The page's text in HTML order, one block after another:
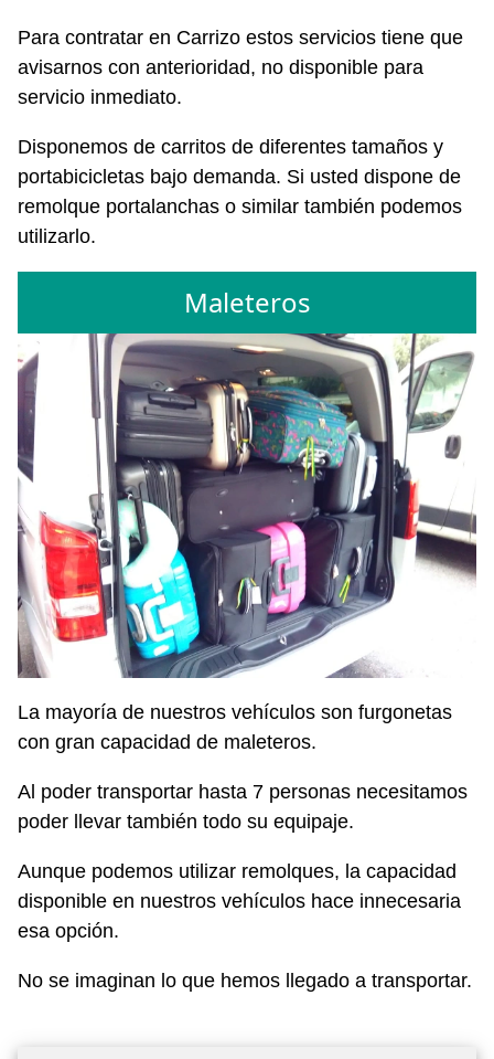
Para contratar en Carrizo estos servicios tiene que
avisarnos con anterioridad, no disponible para
servicio inmediato.
Disponemos de carritos de diferentes tamaños y
portabicicletas bajo demanda. Si usted dispone de
remolque portalanchas o similar también podemos
utilizarlo.
Maleteros
La mayoría de nuestros vehículos son furgonetas
con gran capacidad de maleteros.
Al poder transportar hasta 7 personas necesitamos
poder llevar también todo su equipaje.
Aunque podemos utilizar remolques, la capacidad
disponible en nuestros vehículos hace innecesaria
esa opción.
No se imaginan lo que hemos llegado a transportar.